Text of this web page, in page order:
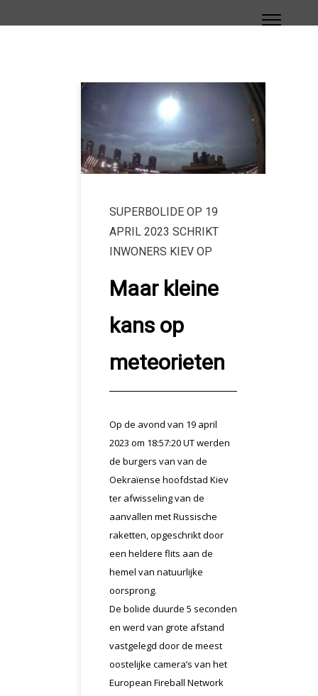
SUPERBOLIDE OP 19
APRIL 2023 SCHRIKT
INWONERS KIEV OP
Maar kleine
kans op
meteorieten
Op de avond van 19 april
2023 om 18:57:20 UT werden
de burgers van van de
Oekraïense hoofdstad Kiev
ter afwisseling van de
aanvallen met Russische
raketten, opgeschrikt door
een heldere flits aan de
hemel van natuurlijke
oorsprong.
De bolide duurde 5 seconden
en werd van grote afstand
vastgelegd door de meest
oostelijke camera’s van het
European Fireball Network